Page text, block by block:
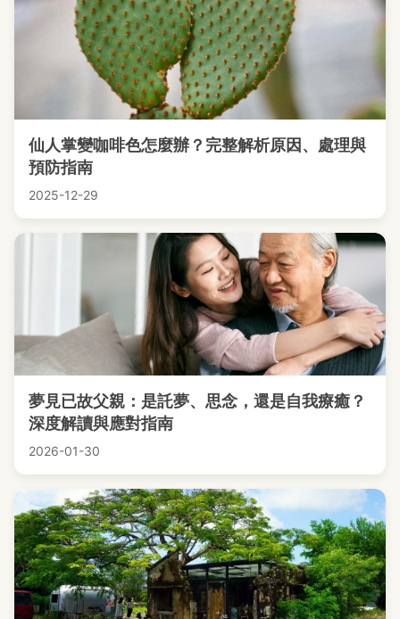
仙人掌變咖啡色怎麼辦？完整解析原因、處理與
預防指南
2025-12-29
夢見已故父親：是託夢、思念，還是自我療癒？
深度解讀與應對指南
2026-01-30